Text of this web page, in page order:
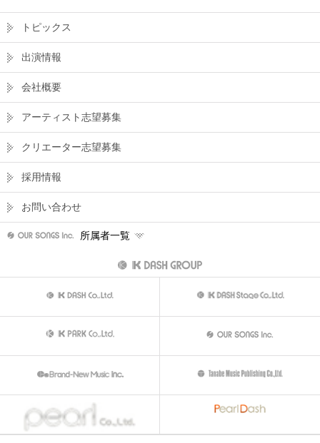
トピックス
出演情報
会社概要
アーティスト志望募集
クリエーター志望募集
採用情報
お問い合わせ
所属者一覧